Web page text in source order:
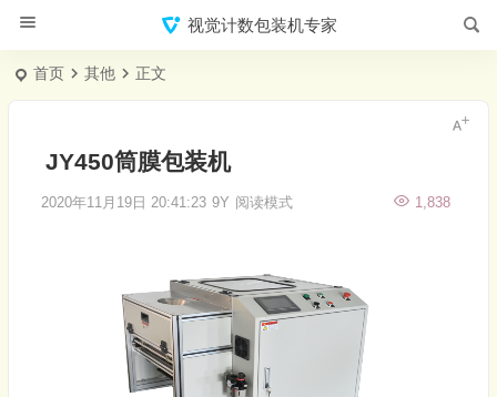
视觉计数包装机专家
首页 其他 正文
JY450筒膜包装机
2020年11月19日 20:41:23 9Y 1,838
阅读模式